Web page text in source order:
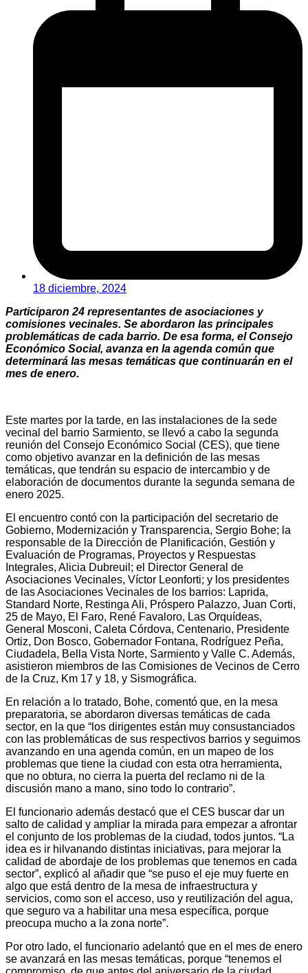
18 diciembre, 2024
Participaron 24 representantes de asociaciones y
comisiones vecinales. Se abordaron las principales
problemáticas de cada barrio. De esa forma, el Consejo
Económico Social, avanza en la agenda común que
determinará las mesas temáticas que continuarán en el
mes de enero.
Este martes por la tarde, en las instalaciones de la sede
vecinal del barrio Sarmiento, se llevó a cabo la segunda
reunión del Consejo Económico Social (CES), que tiene
como objetivo avanzar en la definición de las mesas
temáticas, que tendrán su espacio de intercambio y de
elaboración de documentos durante la segunda semana de
enero 2025.
El encuentro contó con la participación del secretario de
Gobierno, Modernización y Transparencia, Sergio Bohe; la
responsable de la Dirección de Planificación, Gestión y
Evaluación de Programas, Proyectos y Respuestas
Integrales, Alicia Dubreuil; el Director General de
Asociaciones Vecinales, Víctor Leonforti; y los presidentes
de las Asociaciones Vecinales de los barrios: Laprida,
Standard Norte, Restinga Ali, Próspero Palazzo, Juan Corti,
25 de Mayo, El Faro, René Favaloro, Las Orquídeas,
General Mosconi, Caleta Córdova, Centenario, Presidente
Ortiz, Don Bosco, Gobernador Fontana, Rodríguez Peña,
Ciudadela, Bella Vista Norte, Sarmiento y Valle C. Además,
asistieron miembros de las Comisiones de Vecinos de Cerro
de la Cruz, Km 17 y 18, y Sismográfica.
En relación a lo tratado, Bohe, comentó que, en la mesa
preparatoria, se abordaron diversas temáticas de cada
sector, en la que “los dirigentes están muy consustanciados
con las problemáticas de sus respectivos barrios y seguimos
avanzando en una agenda común, en un mapeo de los
problemas que tiene la ciudad con esta otra herramienta,
que no obtura, no cierra la puerta del reclamo ni de la
discusión mano a mano, sino todo lo contrario”.
El funcionario además destacó que el CES buscar dar un
salto de calidad y ampliar la mirada para empezar a afrontar
el conjunto de los problemas de la ciudad, todos juntos. “La
idea es ir hilvanando distintas iniciativas, para mejorar la
calidad de abordaje de los problemas que tenemos en cada
sector”, explicó al añadir que “se puso el eje muy fuerte en
algo que está dentro de la mesa de infraestructura y
servicios, como son el acceso, uso y reutilización del agua,
que seguro va a habilitar una mesa específica, porque
preocupa mucho a la zona norte”.
Por otro lado, el funcionario adelantó que en el mes de enero
se avanzará en las mesas temáticas, porque “tenemos el